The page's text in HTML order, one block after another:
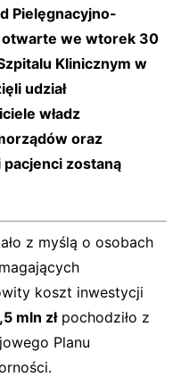
Pielęgnacyjno-
otwarte we wtorek 30
Klinicznym w
udział
władz
oraz
zostaną
z myślą o osobach
koszt inwestycji
mln złpochodziło z
Planu